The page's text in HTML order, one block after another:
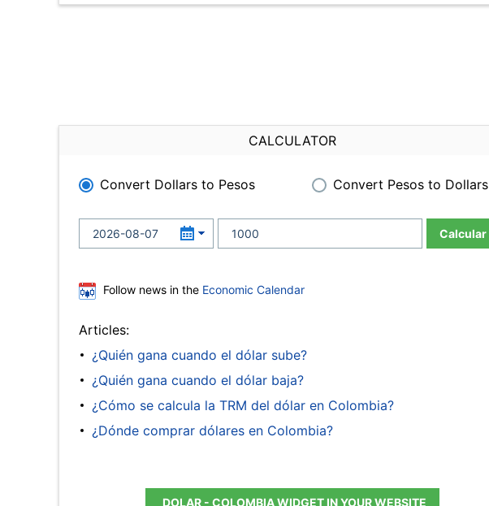
CALCULATOR
Convert Dollars to Pesos Convert Pesos to Dollars
Calcular
Follow news in the Economic Calendar
Articles:
¿Quién gana cuando el dólar sube?
¿Quién gana cuando el dólar baja?
¿Cómo se calcula la TRM del dólar en Colombia?
¿Dónde comprar dólares en Colombia?
DOLAR - COLOMBIA WIDGET IN YOUR WEBSITE